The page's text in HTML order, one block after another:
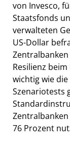
von Invesco,
Staatsfonds
verwalteten
US-Dollar
Resilienz
wichtig wie
Szenariotests
76 Prozent